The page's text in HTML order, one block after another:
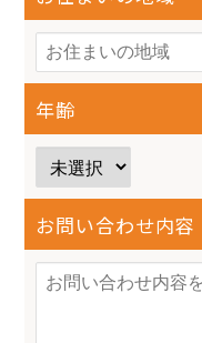
年齢
お問い合わせ内容